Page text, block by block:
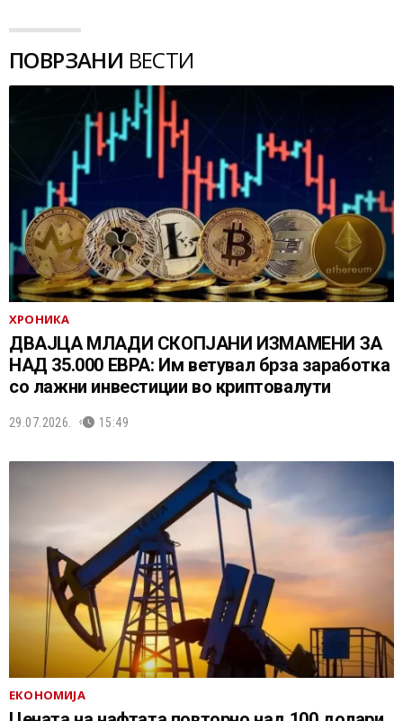
ПОВРЗАНИ ВЕСТИ
ХРОНИКА
ДВАЈЦА МЛАДИ СКОПЈАНИ ИЗМАМЕНИ ЗА
НАД 35.000 ЕВРА: Им ветувал брза заработка
со лажни инвестиции во криптовалути
29.07.2026. 15:49
ЕКОНОМИЈА